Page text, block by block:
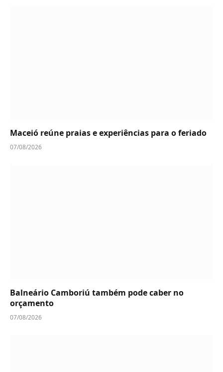
Maceió reúne praias e experiências para o feriado
07/08/2026
Balneário Camboriú também pode caber no
orçamento
07/08/2026